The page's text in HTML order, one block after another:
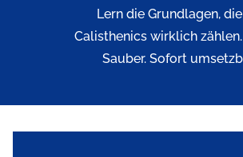
Lern die Grundlagen,
Calisthenics wirklich zählen.
Sauber. Sofort